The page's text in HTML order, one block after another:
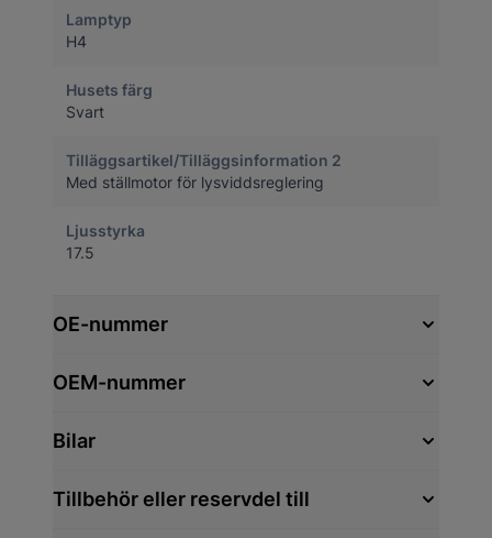
Lamptyp
H4
Husets färg
Svart
Tilläggsartikel/Tilläggsinformation 2
Med ställmotor för lysviddsreglering
Ljusstyrka
17.5
OE-nummer
OEM-nummer
Bilar
Tillbehör eller reservdel till